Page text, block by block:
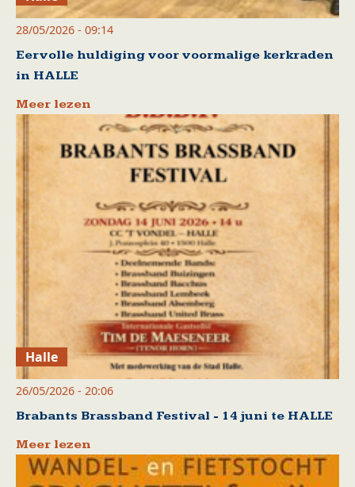
28/05/2026 - 09:14
Eervolle huldiging voor voormalige kerkraden
in HALLE
Meer lezen
Halle
26/05/2026 - 20:06
Brabants Brassband Festival - 14 juni te HALLE
Meer lezen